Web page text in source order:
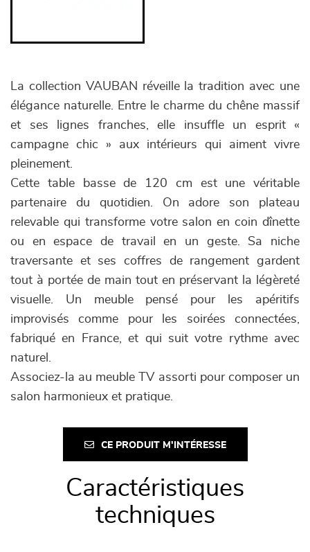
La collection VAUBAN réveille la tradition avec une
élégance naturelle. Entre le charme du chêne massif
et ses lignes franches, elle insuffle un esprit «
campagne chic » aux intérieurs qui aiment vivre
pleinement.
Cette table basse de 120 cm est une véritable
partenaire du quotidien. On adore son plateau
relevable qui transforme votre salon en coin dînette
ou en espace de travail en un geste. Sa niche
traversante et ses coffres de rangement gardent
tout à portée de main tout en préservant la légèreté
visuelle. Un meuble pensé pour les apéritifs
improvisés comme pour les soirées connectées,
fabriqué en France, et qui suit votre rythme avec
naturel.
Associez-la au meuble TV assorti pour composer un
salon harmonieux et pratique.
CE PRODUIT M'INTÉRESSE
Caractéristiques
techniques